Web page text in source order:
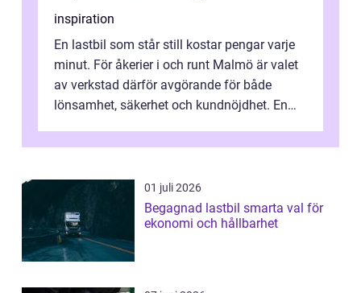
inspiration
En lastbil som står still kostar pengar varje
minut. För åkerier i och runt Malmö är valet
av verkstad därför avgörande för både
lönsamhet, säkerhet och kundnöjdhet. En
01 juli 2026
Begagnad lastbil smarta val för
ekonomi och hållbarhet